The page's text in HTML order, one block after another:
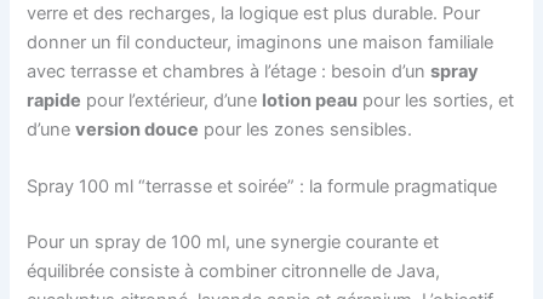
verre et des recharges, la logique est plus durable. Pour
donner un fil conducteur, imaginons une maison familiale
avec terrasse et chambres à l’étage : besoin d’unspray
rapide pour l’extérieur, d’une lotion peau pour les sorties, et
d’uneversion douce pour les zones sensibles.
Spray 100 ml “terrasse et soirée” : la formule pragmatique
Pour un spray de 100 ml, une synergie courante et
équilibrée consiste à combiner citronnelle de Java,